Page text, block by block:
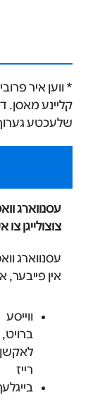
* ווען איר
קליינע מאסן.
שלעכטע גערוך
עסנווארג וואס
צוצולייגן צו
עסנווארג וואס
אין פייבער, אזוי
ווייסע
ברויט,
לאקשן,
רייז
בייגלעך,